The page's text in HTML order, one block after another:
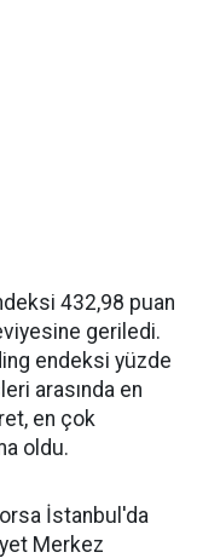
432,98 puan
geriledi.
endeksi yüzde
arasında en
en çok
oldu.
İstanbul'da
Merkez